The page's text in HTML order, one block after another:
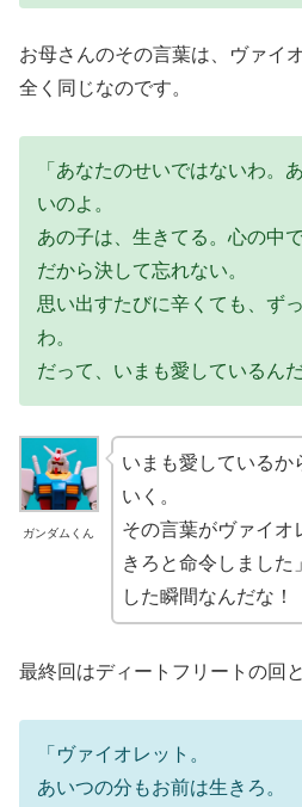
お母さんのその言葉は、ヴァイ
全く同じなのです。
「あなたのせいではないわ。
いのよ。
あの子は、生きてる。心の中で
だから決して忘れない。
思い出すたびに辛くても、ず
わ。
だって、いまも愛しているんだ
ガンダムくん
いまも愛しているか
いく。
その言葉がヴァイオ
きろと命令しました
した瞬間なんだな！
最終回はディートフリートの回
「ヴァイオレット。
あいつの分もお前は生きろ。